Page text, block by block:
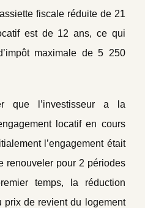
fiscale réduite de 21
est de 12 ans, ce qui
maximale de 5 250
que l’investisseur a la
locatif en cours
l’engagement était
renouveler pour 2 périodes
temps, la réduction
prix de revient du logement